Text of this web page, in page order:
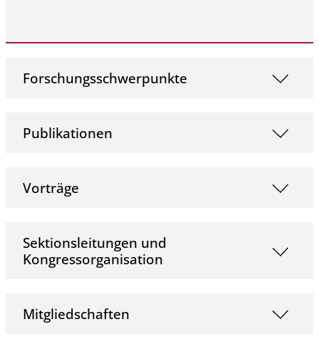
Forschungsschwerpunkte
Publikationen
Vorträge
Sektionsleitungen und
Kongressorganisation
Mitgliedschaften